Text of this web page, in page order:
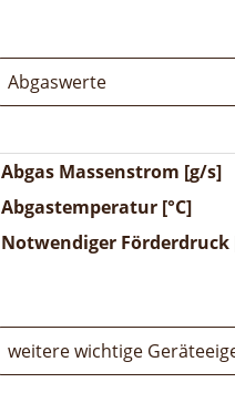
Abgaswerte
Abgas Massenstrom [g/s]
Abgastemperatur [°C]
Notwendiger Förderdruck
weitere wichtige